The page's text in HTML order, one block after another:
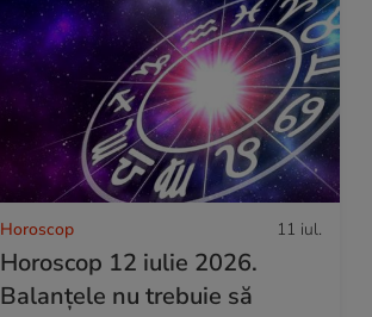
Horoscop 11 iul.
Horoscop 12 iulie 2026.
Balanțele nu trebuie să